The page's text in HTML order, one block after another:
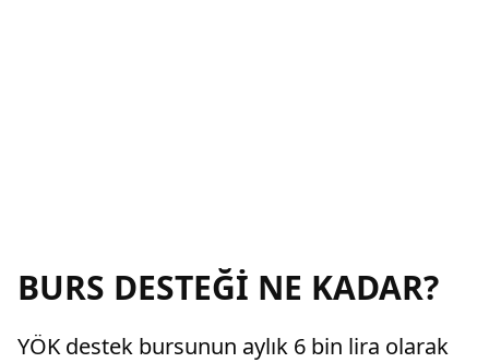
BURS DESTEĞİ NE KADAR?
YÖK destek bursunun aylık 6 bin lira olarak